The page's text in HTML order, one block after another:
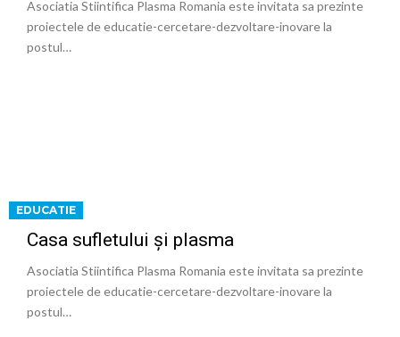
Asociatia Stiintifica Plasma Romania este invitata sa prezinte
proiectele de educatie-cercetare-dezvoltare-inovare la
postul…
EDUCATIE
Casa sufletului și plasma
Asociatia Stiintifica Plasma Romania este invitata sa prezinte
proiectele de educatie-cercetare-dezvoltare-inovare la
postul…